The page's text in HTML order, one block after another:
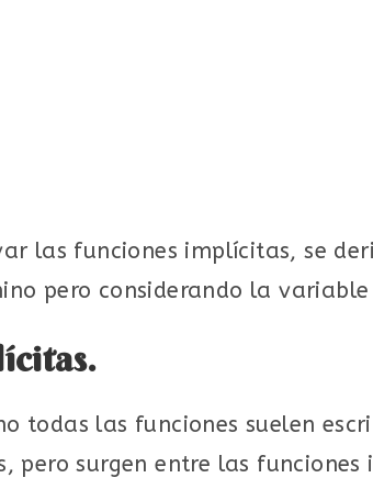
las funciones implícitas, se
pero considerando la variable
todas las funciones suelen
pero surgen entre las